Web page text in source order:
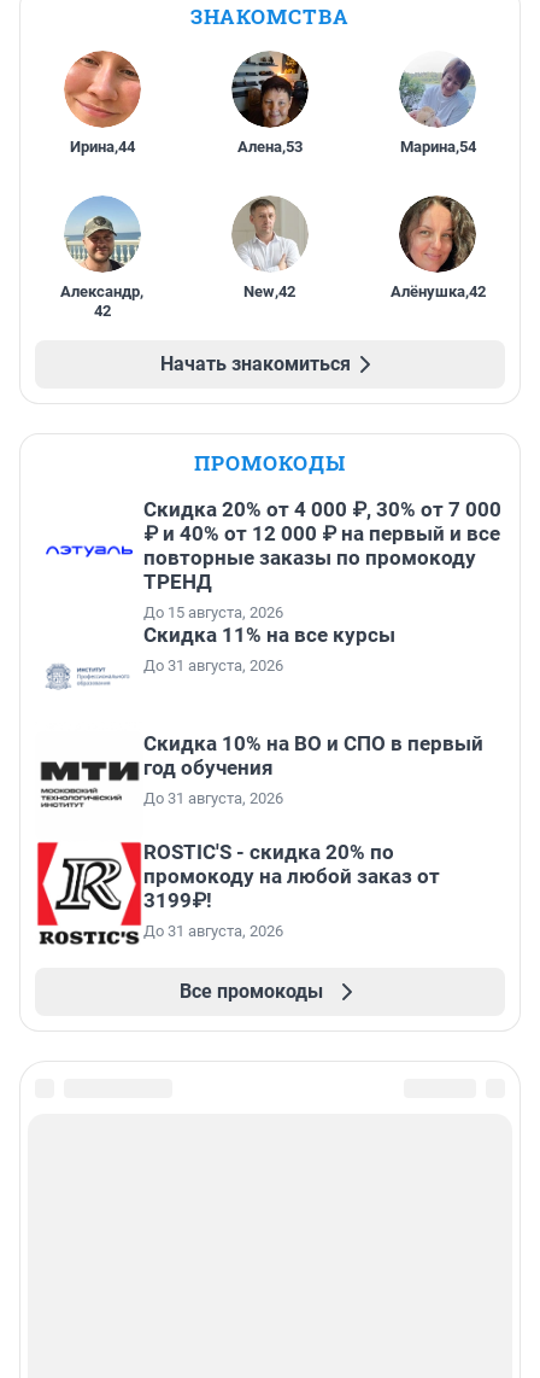
ЗНАКОМСТВА
Ирина,44 Алена,53 Марина,54
Александр,
42
New,42 Алёнушка,42
Начать знакомиться
ПРОМОКОДЫ
Скидка 20% от 4 000 ₽, 30% от 7 000
₽ и 40% от 12 000 ₽ на первый и все
повторные заказы по промокоду
ТРЕНД
До 15 августа, 2026
Скидка 11% на все курсы
До 31 августа, 2026
Скидка 10% на ВО и СПО в первый
год обучения
До 31 августа, 2026
ROSTIC'S - скидка 20% по
промокоду на любой заказ от
3199₽!
До 31 августа, 2026
Все промокоды